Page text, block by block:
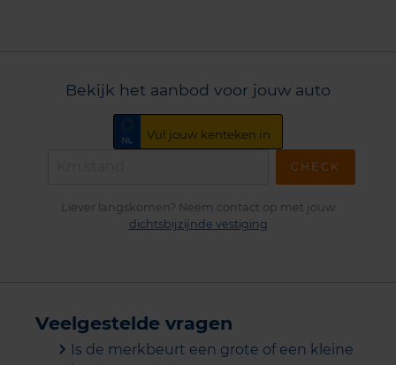
Bekijk het aanbod voor jouw auto
CHECK
Liever langskomen? Neem contact op met jouw
dichtsbijzijnde vestiging
Veelgestelde vragen
Is de merkbeurt een grote of een kleine